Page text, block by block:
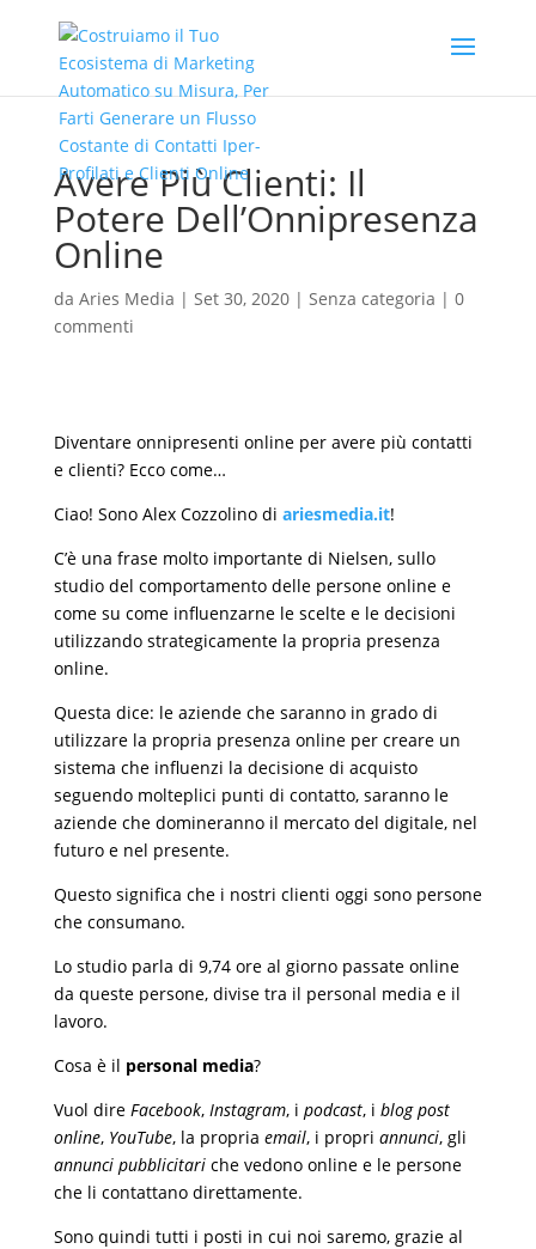
Avere Più Clienti: Il
Potere Dell’Onnipresenza
Online
da Aries Media | Set 30, 2020| Senza categoria | 0
commenti
Diventare onnipresenti online per avere più contatti
e clienti? Ecco come…
Ciao! Sono Alex Cozzolino di ariesmedia.it!
C’è una frase molto importante di Nielsen, sullo
studio del comportamento delle persone online e
come su come influenzarne le scelte e le decisioni
utilizzando strategicamente la propria presenza
online.
Questa dice: le aziende che saranno in grado di
utilizzare la propria presenza online per creare un
sistema che influenzi la decisione di acquisto
seguendo molteplici punti di contatto, saranno le
aziende che domineranno il mercato del digitale, nel
futuro e nel presente.
Questo significa che i nostri clienti oggi sono persone
che consumano.
Lo studio parla di 9,74 ore al giorno passate online
da queste persone, divise tra il personal media e il
lavoro.
Cosa è il personal media?
Vuol dire Facebook, Instagram, i podcast, i blog post
online, YouTube, la propria email, i propri annunci, gli
annunci pubblicitariche vedono online e le persone
che li contattano direttamente.
Sono quindi tutti i posti in cui noi saremo, grazie al